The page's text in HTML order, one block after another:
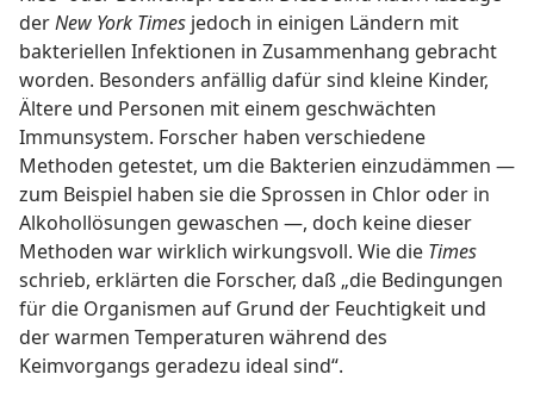
derNew York Times jedoch in einigen Ländern mit
bakteriellen Infektionen in Zusammenhang gebracht
worden. Besonders anfällig dafür sind kleine Kinder,
Ältere und Personen mit einem geschwächten
Immunsystem. Forscher haben verschiedene
Methoden getestet, um die Bakterien einzudämmen —
zum Beispiel haben sie die Sprossen in Chlor oder in
Alkohollösungen gewaschen —, doch keine dieser
Methoden war wirklich wirkungsvoll. Wie die Times
schrieb, erklärten die Forscher, daß „die Bedingungen
für die Organismen auf Grund der Feuchtigkeit und
der warmen Temperaturen während des
Keimvorgangs geradezu ideal sind“.